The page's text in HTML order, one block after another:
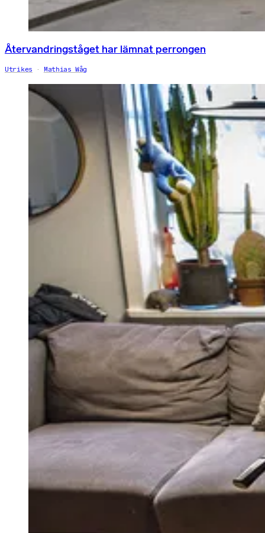
Återvandringståget har lämnat perrongen
Utrikes Mathias Wåg